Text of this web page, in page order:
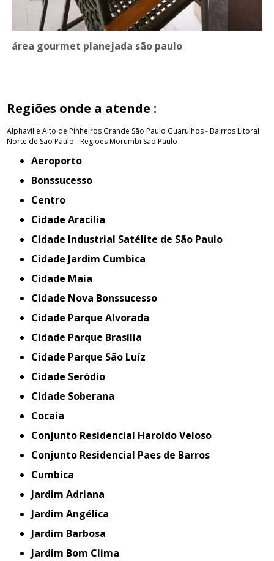
área gourmet planejada são paulo
Regiões onde a atende :
Alphaville Alto de Pinheiros Grande São Paulo Guarulhos - BairrosLitoral
Norte de São Paulo - RegiõesMorumbi São Paulo
Aeroporto
Bonssucesso
Centro
Cidade Aracília
Cidade Industrial Satélite de São Paulo
Cidade Jardim Cumbica
Cidade Maia
Cidade Nova Bonssucesso
Cidade Parque Alvorada
Cidade Parque Brasília
Cidade Parque São Luíz
Cidade Seródio
Cidade Soberana
Cocaia
Conjunto Residencial Haroldo Veloso
Conjunto Residencial Paes de Barros
Cumbica
Jardim Adriana
Jardim Angélica
Jardim Barbosa
Jardim Bom Clima